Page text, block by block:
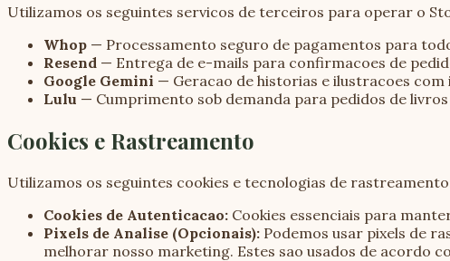
Utilizamos os seguintes servicos de terceiros para operar o
Whop — Processamento seguro de pagamentos para
Resend — Entrega de e-mails para confirmacoes de
Google Gemini — Geracao de historias e ilustracoes
Lulu — Cumprimento sob demanda para pedidos de
Cookies e Rastreamento
Utilizamos os seguintes cookies e tecnologias de
Cookies de Autenticacao: Cookies essenciais para
Pixels de Analise (Opcionais): Podemos usar pixels de
melhorar nosso marketing. Estes sao usados de acordo